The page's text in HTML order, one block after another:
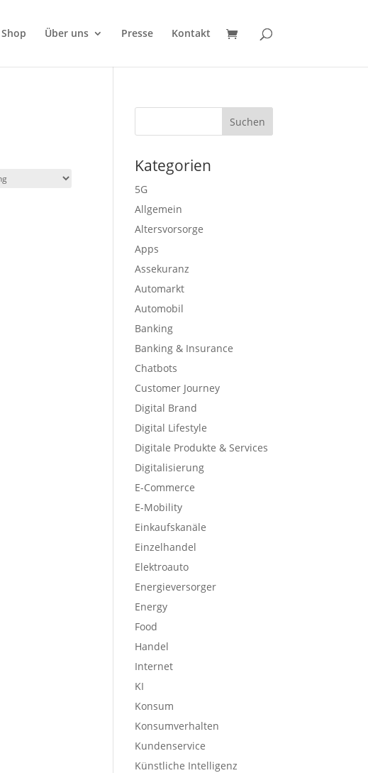
Shop Über uns Presse Kontakt
Kategorien
5G
Allgemein
Altersvorsorge
Apps
Assekuranz
Automarkt
Automobil
Banking
Banking & Insurance
Chatbots
Customer Journey
Digital Brand
Digital Lifestyle
Digitale Produkte & Services
Digitalisierung
E-Commerce
E-Mobility
Einkaufskanäle
Einzelhandel
Elektroauto
Energieversorger
Energy
Food
Handel
Internet
KI
Konsum
Konsumverhalten
Kundenservice
Künstliche Intelligenz